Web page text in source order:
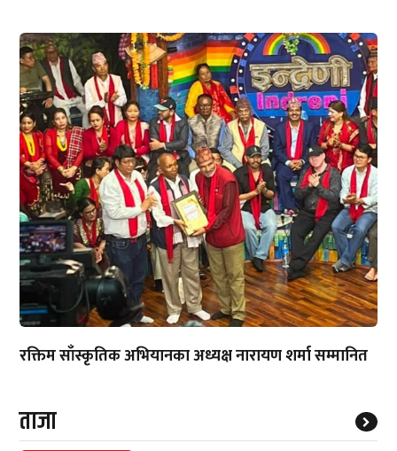
रक्तिम साँस्कृतिक अभियानका अध्यक्ष नारायण शर्मा सम्मानित
ताजा